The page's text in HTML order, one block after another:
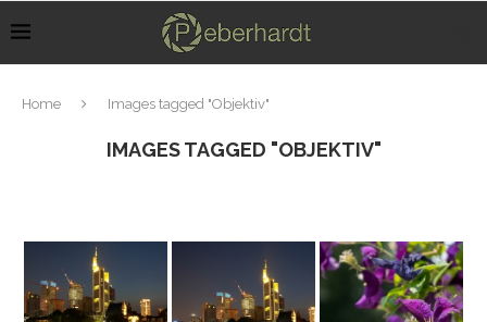
Home Images tagged "Objektiv"
IMAGES TAGGED "OBJEKTIV"